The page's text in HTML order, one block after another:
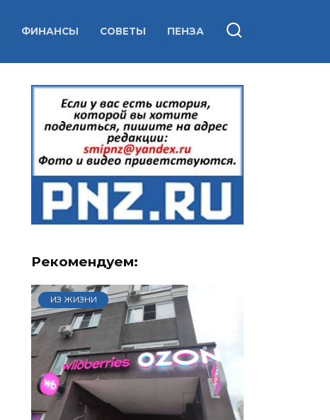
ФИНАНСЫ СОВЕТЫ ПЕНЗА
Рекомендуем:
ИЗ ЖИЗНИ